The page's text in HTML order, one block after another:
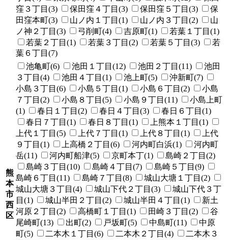
窪３丁目(3)
保田窪４丁目(3) 保田窪５丁目(3)
保
田窪本町(3)
山ノ内１丁目(1) 山ノ内３丁目(2)
山
ノ神２丁目(3)
弓削町(4) 吉原町(1)
若葉１丁目(1)
若葉２丁目(1)
若葉３丁目(2) 若葉５丁目(3)
若
葉６丁目(7)
熊
本
市
西
区
池亀町(6) 池田１丁目(12) 池田２丁目(11)
池田
３丁目(4)
池田４丁目(1) 池上町(5)
沖新町(7)
小島３丁目(6)
小島５丁目(1) 小島６丁目(2)
小島
７丁目(2)
小島８丁目(5) 小島９丁目(11)
小島上町
(1)
春日１丁目(2) 春日４丁目(3)
春日６丁目(1)
春日７丁目(1)
春日８丁目(1)
上熊本１丁目(1)
上代１丁目(5)
上代７丁目(1) 上代８丁目(1)
上代
９丁目(1)
上高橋２丁目(6) 河内町白浜(1)
河内町
岳(11)
河内町船津(5) 京町本丁(1)
島崎２丁目(2)
島崎３丁目(10)
島崎４丁目(7)
島崎５丁目(9)
島崎６丁目(11)
島崎７丁目(8)
城山大塘１丁目(2)
城山大塘３丁目(4)
城山下代２丁目(3)
城山下代３丁
目(1)
城山半田２丁目(2) 城山半田４丁目(1)
新土
河原２丁目(2)
高橋町１丁目(1) 田崎３丁目(2)
谷
尾崎町(13)
出町(2) 戸坂町(5) 中島町(11)
中原
町(5)
二本木１丁目(6) 二本木２丁目(4)
二本木３